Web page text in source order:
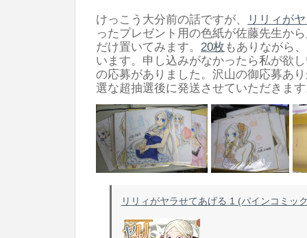
けっこう大分前の話ですが、
リリィが
ったプレゼント用の色紙が佐藤先生か
だけ置いてみます。 20枚 もありながら
います。申し込みがなかったら私が欲
の応募がありました。沢山の御応募あ
選な超抽選後に発送させていただきま
リリィがヤラせてあげる 1 (パインコミッ